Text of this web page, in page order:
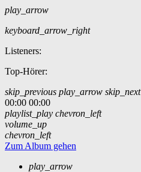
play_arrow
keyboard_arrow_right
Listeners:
Top-Hörer:
skip_previous play_arrow skip_next
00:00 00:00
playlist_play chevron_left
volume_up
chevron_left
Zum Album gehen
play_arrow